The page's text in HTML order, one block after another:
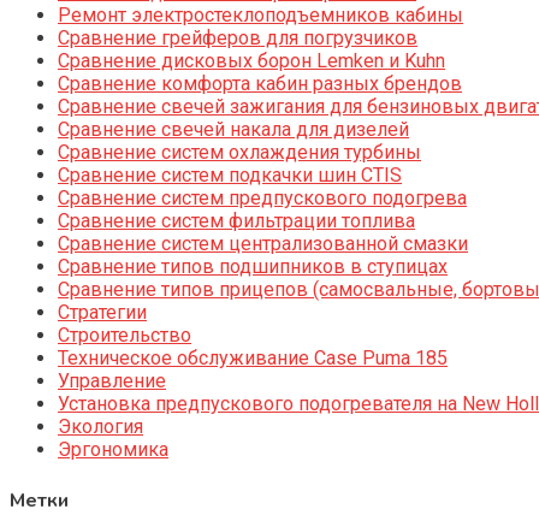
Ремонт электростеклоподъемников кабины
Сравнение грейферов для погрузчиков
Сравнение дисковых борон Lemken и Kuhn
Сравнение комфорта кабин разных брендов
Сравнение свечей зажигания для бензиновых
Сравнение свечей накала для дизелей
Сравнение систем охлаждения турбины
Сравнение систем подкачки шин CTIS
Сравнение систем предпускового подогрева
Сравнение систем фильтрации топлива
Сравнение систем централизованной смазки
Сравнение типов подшипников в ступицах
Сравнение типов прицепов (самосвальные,
Стратегии
Строительство
Техническое обслуживание Case Puma 185
Управление
Установка предпускового подогревателя на New
Экология
Эргономика
Метки